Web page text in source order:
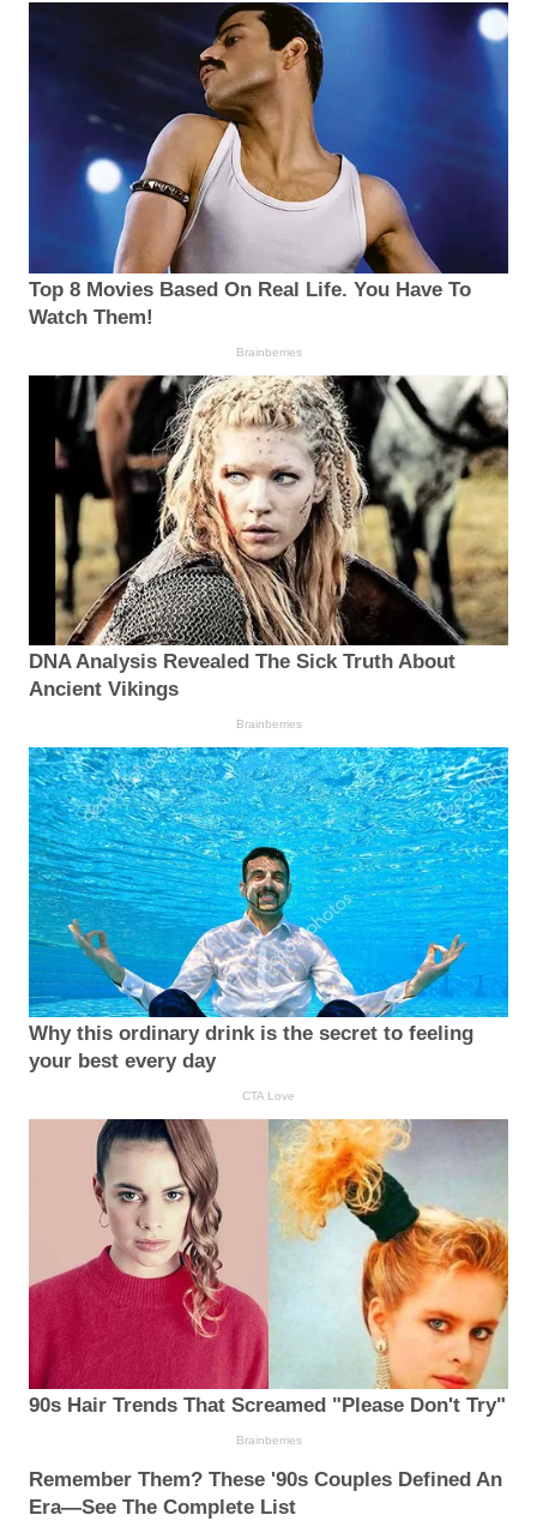
Top 8 Movies Based On Real Life. You Have To
Watch Them!
Brainberries
DNA Analysis Revealed The Sick Truth About
Ancient Vikings
Brainberries
Why this ordinary drink is the secret to feeling
your best every day
CTA Love
90s Hair Trends That Screamed "Please Don't Try"
Brainberries
Remember Them? These '90s Couples Defined An
Era—See The Complete List